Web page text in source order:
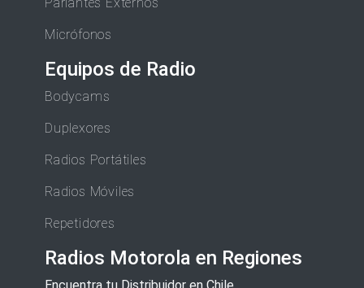
Micrófonos
Equipos de Radio
Bodycams
Duplexores
Radios Portátiles
Radios Móviles
Repetidores
Radios Motorola en Regiones